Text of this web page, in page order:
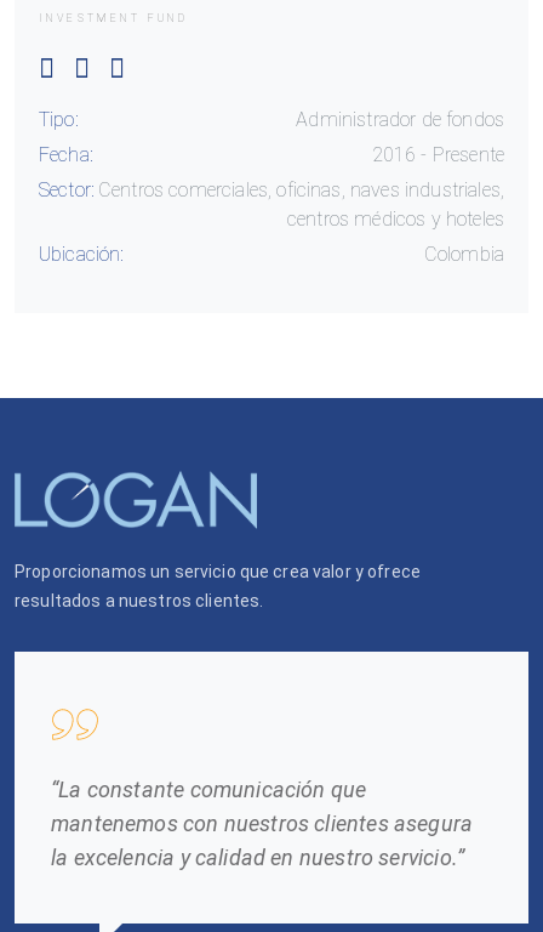
INVESTMENT FUND
Tipo:
Administrador de fondos
Fecha:
2016 - Presente
Sector: Centros comerciales, oficinas, naves industriales,
centros médicos y hoteles
Ubicación:
Colombia
Proporcionamos un servicio que crea valor y ofrece
resultados a nuestros clientes.
“La constante comunicación que
mantenemos con nuestros clientes asegura
la excelencia y calidad en nuestro servicio.”